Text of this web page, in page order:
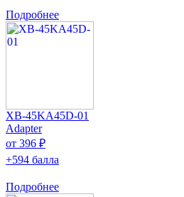
Подробнее
XB-45KA45D-01
Adapter
от 396 ₽
+594 балла
Подробнее